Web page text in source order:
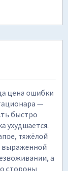
цена ошибки
—
быстро
ухудшается.
тяжёлой
выраженной
а
стороны